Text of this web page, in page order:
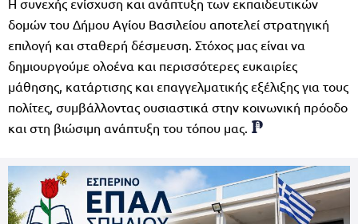
δομών του Δήμου Αγίου Βασιλείου αποτελεί στρατηγική
επιλογή και σταθερή δέσμευση. Στόχος μας είναι να
δημιουργούμε ολοένα και περισσότερες ευκαιρίες
μάθησης, κατάρτισης και επαγγελματικής εξέλιξης για τους
πολίτες, συμβάλλοντας ουσιαστικά στην κοινωνική πρόοδο
και στη βιώσιμη ανάπτυξη του τόπου μας.